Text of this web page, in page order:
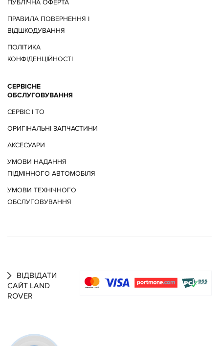
ПУБЛІЧНА ОФЕРТА
ПРАВИЛА ПОВЕРНЕННЯ І
ВІДШКОДУВАННЯ
ПОЛІТИКА
КОНФІДЕНЦІЙНОСТІ
СЕРВІСНЕ
ОБСЛУГОВУВАННЯ
СЕРВІС І ТО
ОРИГІНАЛЬНІ ЗАПЧАСТИНИ
АКСЕСУАРИ
УМОВИ НАДАННЯ
ПІДМІННОГО АВТОМОБІЛЯ
УМОВИ ТЕХНІЧНОГО
ОБСЛУГОВУВАННЯ
ВІДВІДАТИ
САЙТ LAND
ROVER